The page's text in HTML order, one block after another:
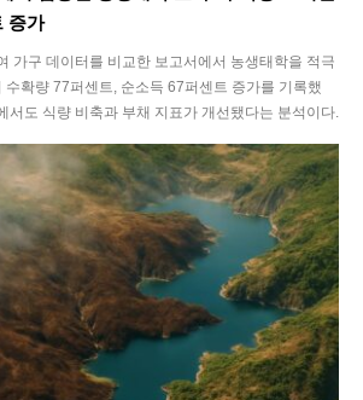
증가
가구 데이터를 비교한 보고서에서 농생태학을 적극
수확량 77퍼센트, 순소득 67퍼센트 증가를 기록했
서도 식량 비축과 부채 지표가 개선됐다는 분석이다.